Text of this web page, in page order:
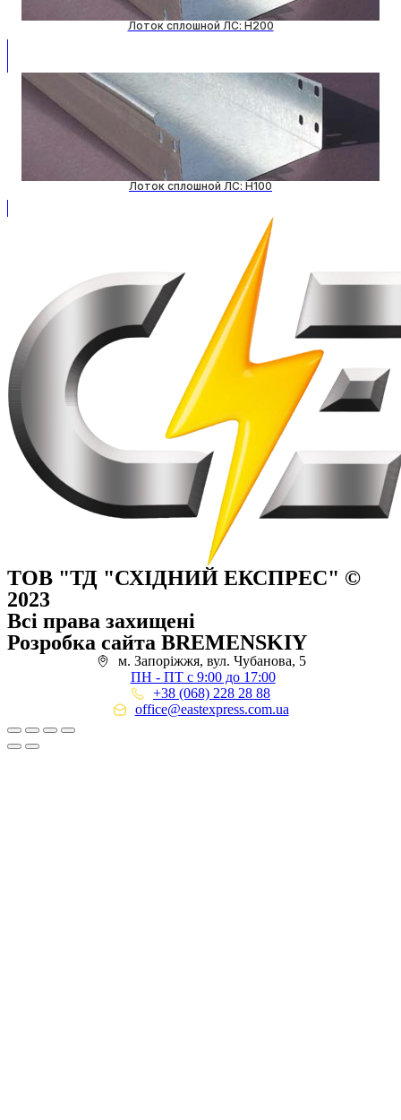
Лоток сплошной ЛС: H200
Лоток сплошной ЛС: H100
ТОВ "ТД "СХІДНИЙ ЕКСПРЕС" ©
2023
Всі права захищені
Розробка сайта BREMENSKIY
м. Запоріжжя, вул. Чубанова, 5
ПН - ПТ с 9:00 до 17:00
+38 (068) 228 28 88
office@eastexpress.com.ua